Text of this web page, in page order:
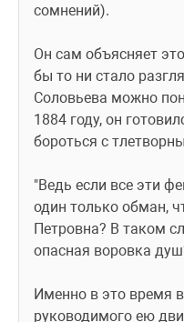
сомнений).
Он сам объясняет
бы то ни стало
Соловьева можно
1884 году, он
бороться с
"Ведь если все эти
один только обман,
Петровна? В таком
опасная воровка
Именно в это время
руководимого ею